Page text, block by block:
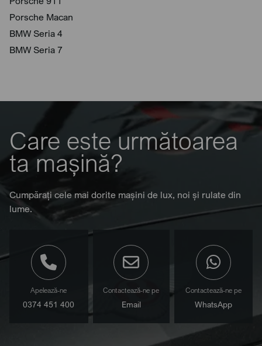
Porsche Macan
BMW Seria 4
BMW Seria 7
Care este următoarea
ta mașină?
Cumpărați cele mai dorite mașini de lux, noi și rulate din
lume.
Apelează-ne
0374 451 400
Contactează-ne pe
Email
Contactează-ne pe
WhatsApp